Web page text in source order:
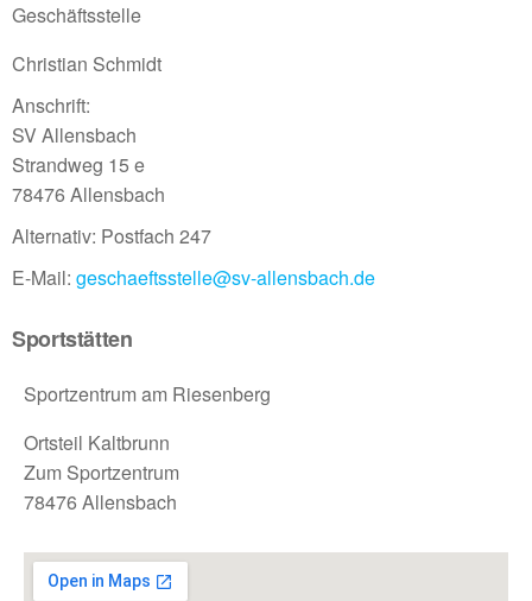
Geschäftsstelle
Christian Schmidt
Anschrift:
SV Allensbach
Strandweg 15 e
78476 Allensbach
Alternativ: Postfach 247
E-Mail: geschaeftsstelle@sv-allensbach.de
Sportstätten
Sportzentrum am Riesenberg
Ortsteil Kaltbrunn
Zum Sportzentrum
78476 Allensbach